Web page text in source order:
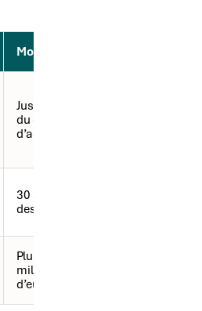
Montant
Jusqu’à 60%
du coût
d’acquisition
30 à 50%
des coûts
Plusieurs
milliers
d’euros